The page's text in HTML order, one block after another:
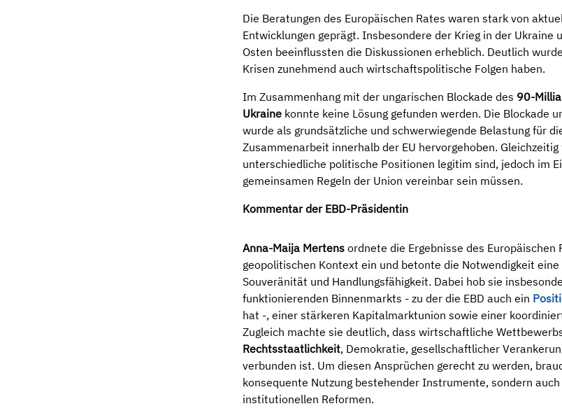
Die Beratungen des Europäischen Rates waren stark von
Entwicklungen geprägt. Insbesondere der Krieg in der Ukraine
Osten beeinflussten die Diskussionen erheblich. Deutlich
Krisen zunehmend auch wirtschaftspolitische Folgen haben.
Im Zusammenhang mit der ungarischen Blockade des 90-
Ukraine konnte keine Lösung gefunden werden. Die Blockade
wurde als grundsätzliche und schwerwiegende Belastung für
Zusammenarbeit innerhalb der EU hervorgehoben.
unterschiedliche politische Positionen legitim sind, jedoch im
gemeinsamen Regeln der Union vereinbar sein müssen.
Kommentar der EBD-Präsidentin
Anna-Maija Mertens ordnete die Ergebnisse des Europäischen
geopolitischen Kontext ein und betonte die Notwendigkeit
Souveränität und Handlungsfähigkeit. Dabei hob sie
funktionierenden Binnenmarkts - zu der die EBD auch ein
hat -, einer stärkeren Kapitalmarktunion sowie einer
Zugleich machte sie deutlich, dass wirtschaftliche
Rechtsstaatlichkeit, Demokratie, gesellschaftlicher
verbunden ist. Um diesen Ansprüchen gerecht zu werden,
konsequente Nutzung bestehender Instrumente, sondern
institutionellen Reformen.